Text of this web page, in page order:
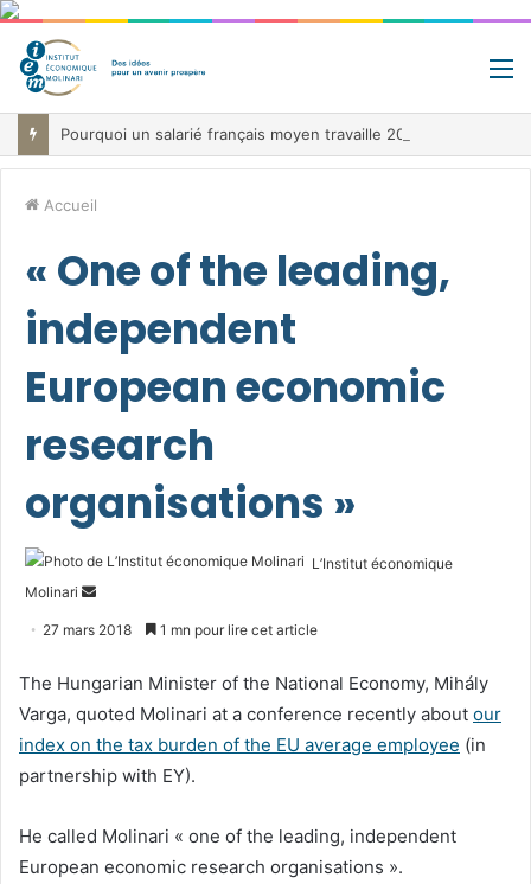
Accueil
« One of the leading,
independent
European economic
research
organisations »
L’Institut économique
Molinari
Envoyer
27 mars 2018 1 mn pour lire cet article
The Hungarian Minister of the National Economy, Mihály
Varga, quoted Molinari at a conference recently about our
index on the tax burden of the EU average employee (in
partnership with EY).
He called Molinari « one of the leading, independent
European economic research organisations ».